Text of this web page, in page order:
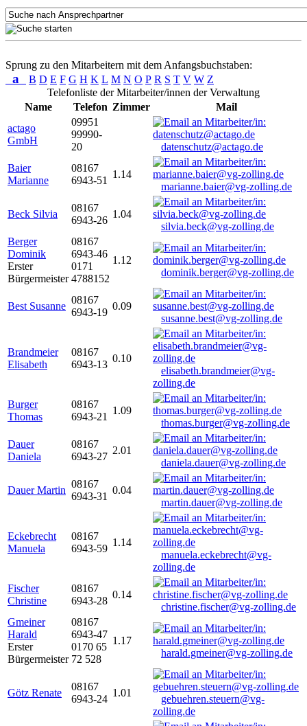
Sprung zu den Mitarbeitern mit dem Anfangsbuchstaben:
a B D E F G H K L M N O P R S T V W Z
Telefonliste der Mitarbeiter/innen der Verwaltung
Name
Telefon Zimmer
Mail
actago
GmbH
09951
99990-
20
datenschutz@actago.de
Baier
Marianne
08167
6943-51
1.14
marianne.baier@vg-zolling.de
Beck Silvia
08167
6943-26
1.04
silvia.beck@vg-zolling.de
Berger
Dominik
Erster
Bürgermeister
08167
6943-46
0171
4788152
1.12
dominik.berger@vg-zolling.de
Best Susanne
08167
6943-19
0.09
susanne.best@vg-zolling.de
Brandmeier
Elisabeth
08167
6943-13
0.10
elisabeth.brandmeier@vg-
zolling.de
Burger
Thomas
08167
6943-21
1.09
thomas.burger@vg-zolling.de
Dauer
Daniela
08167
6943-27
2.01
daniela.dauer@vg-zolling.de
Dauer Martin
08167
6943-31
0.04
martin.dauer@vg-zolling.de
Eckebrecht
Manuela
08167
6943-59
1.14
manuela.eckebrecht@vg-
zolling.de
Fischer
Christine
08167
6943-28
0.14
christine.fischer@vg-zolling.de
Gmeiner
Harald
Erster
Bürgermeister
08167
6943-47
0170 65
72 528
1.17
harald.gmeiner@vg-zolling.de
Götz Renate
08167
6943-24
1.01
gebuehren.steuern@vg-
zolling.de